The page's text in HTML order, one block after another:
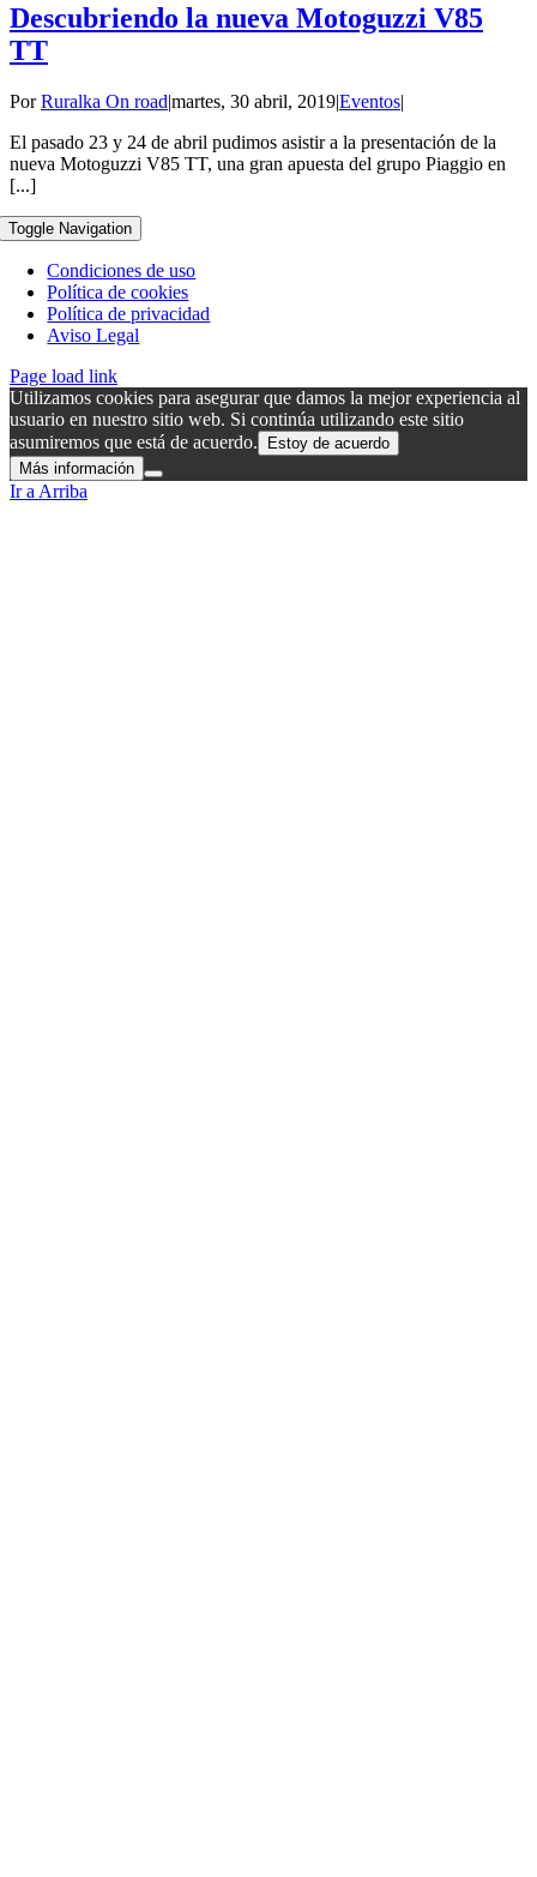
Descubriendo la nueva Motoguzzi V85
TT
PorRuralka On road|martes, 30 abril, 2019|Eventos|
El pasado 23 y 24 de abril pudimos asistir a la presentación de la
nueva Motoguzzi V85 TT, una gran apuesta del grupo Piaggio en
[...]
Toggle Navigation
Condiciones de uso
Política de cookies
Política de privacidad
Aviso Legal
Page load link
Utilizamos cookies para asegurar que damos la mejor experiencia al
usuario en nuestro sitio web. Si continúa utilizando este sitio
asumiremos que está de acuerdo.
Estoy de acuerdo
Más información
Ir a Arriba